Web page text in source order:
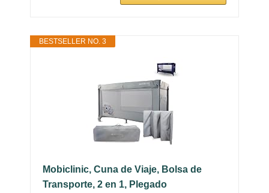
BESTSELLER NO. 3
Mobiclinic, Cuna de Viaje, Bolsa de
Transporte, 2 en 1, Plegado